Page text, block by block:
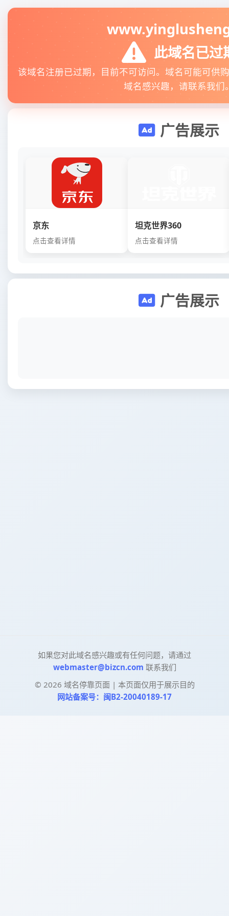
此域名已过
该域名注册已过期，目前不可访问。域名可能可供
域名感兴趣，请联系我们
广告展示
京东
点击查看详情
坦克世界360
点击查看详情
广告展示
如果您对此域名感兴趣或有任何问题，请通过
webmaster@bizcn.com 联系我们
© 2026 域名停靠页面 | 本页面仅用于展示目的
网站备案号：闽B2-20040189-17